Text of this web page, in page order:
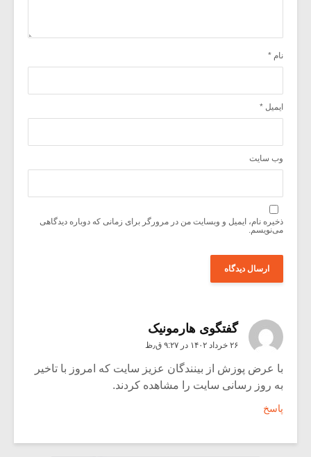
نام *
ایمیل *
وب‌ سایت
ذخیره نام، ایمیل و وبسایت من در مرورگر برای زمانی که دوباره دیدگاهی
می‌نویسم.
گفتگوی هارمونیک
۲۶ خرداد ۱۴۰۲ در ۹:۲۷ ق٫ظ
با عرض پوزش از بینندگان عزیز سایت که امروز با تاخیر
به روز رسانی سایت را مشاهده کردند.
پاسخ